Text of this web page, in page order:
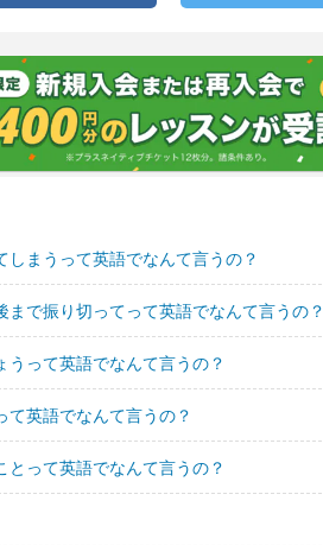
まうって英語でなんて言うの？
で振り切ってって英語でなんて言うの？
うって英語でなんて言うの？
て英語でなんて言うの？
とって英語でなんて言うの？